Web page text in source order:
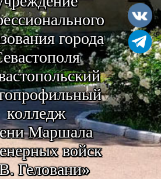
города
колледж
Маршала
войск
Геловани»